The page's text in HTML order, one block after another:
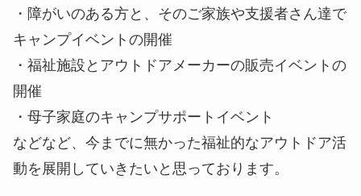
・障がいのある方と、そのご家族や支援者さん達で
キャンプイベントの開催
・福祉施設とアウトドアメーカーの販売イベントの
開催
・母子家庭のキャンプサポートイベント
などなど、今までに無かった福祉的なアウトドア活
動を展開していきたいと思っております。